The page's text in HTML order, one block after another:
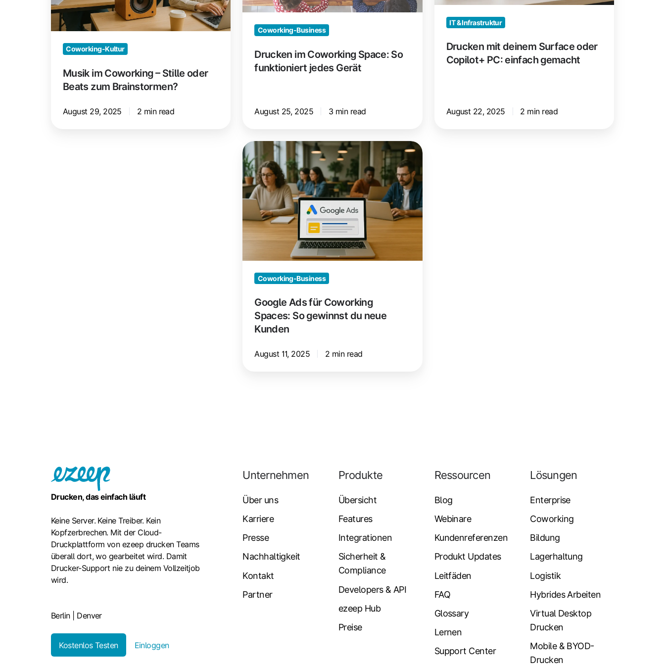
zum
Brainstormen?
Coworking-Kultur
Musik im Coworking – Stille oder
Beats zum Brainstormen?
August 29, 2025 2 min read
Gerät
Coworking-Business
Drucken im Coworking Space: So
funktioniert jedes Gerät
August 25, 2025 3 min read
einfach
gemacht
IT & Infrastruktur
Drucken mit deinem Surface oder
Copilot+ PC: einfach gemacht
August 22, 2025 2 min read
Google
Ads
für
Coworking
Spaces:
So
gewinnst
du
neue
Kunden
Coworking-Business
Google Ads für Coworking
Spaces: So gewinnst du neue
Kunden
August 11, 2025 2 min read
Drucken, das einfach läuft
Keine Server. Keine Treiber. Kein
Kopfzerbrechen. Mit der Cloud-
Druckplattform von ezeep drucken Teams
überall dort, wo gearbeitet wird. Damit
Drucker-Support nie zu deinem Vollzeitjob
wird.
Berlin | Denver
Kostenlos Testen Einloggen
Unternehmen
Über uns
Karriere
Presse
Nachhaltigkeit
Kontakt
Partner
Produkte
Übersicht
Features
Integrationen
Sicherheit &
Compliance
Developers & API
ezeep Hub
Preise
Ressourcen
Blog
Webinare
Kundenreferenzen
Produkt Updates
Leitfäden
FAQ
Glossary
Lernen
Support Center
Lösungen
Enterprise
Coworking
Bildung
Lagerhaltung
Logistik
Hybrides Arbeiten
Virtual Desktop
Drucken
Mobile & BYOD-
Drucken